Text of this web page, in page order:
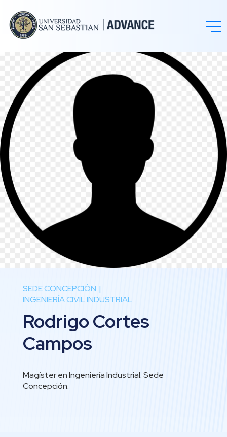
SEDE CONCEPCIÓN
INGENIERÍA CIVIL INDUSTRIAL
Rodrigo Cortes
Campos
Magíster en Ingeniería Industrial. Sede
Concepción.